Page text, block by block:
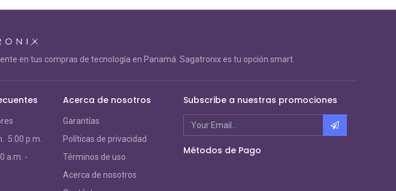
en tus compras de tecnología en Panamá. Sagatronix es tu opción smart.
5:00 p.m.
a.m. -
Acerca de nosotros
Garantías
Políticas de privacidad
Términos de uso
Acerca de nosotros
Subscribe a nuestras promociones
Métodos de Pago